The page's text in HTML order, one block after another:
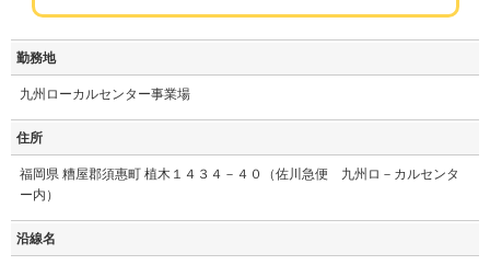
勤務地
九州ローカルセンター事業場
住所
福岡県 糟屋郡須惠町 植木１４３４－４０（佐川急便 九州ロ－カルセンタ
ー内）
沿線名